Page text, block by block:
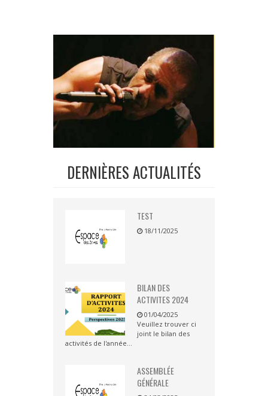
DERNIÈRES ACTUALITÉS
TEST
18/11/2025
BILAN DES
ACTIVITES 2024
01/04/2025
Veuillez trouver ci
joint le bilan des
activités de l'année...
ASSEMBLÉE
GÉNÉRALE